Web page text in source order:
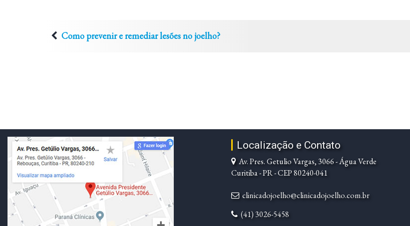
Como prevenir e remediar lesões no joelho?
Localização e Contato
Av. Pres. Getulio Vargas, 3066 - Água Verde
Curitiba - PR - CEP 80240-041
clinicadojoelho@clinicadojoelho.com.br
(41) 3026-5458